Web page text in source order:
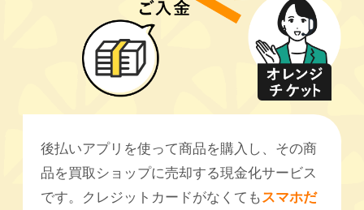
後払いアプリを使って商品を購入し、その商
品を買取ショップに売却する現金化サービス
です。クレジットカードがなくても スマホだ